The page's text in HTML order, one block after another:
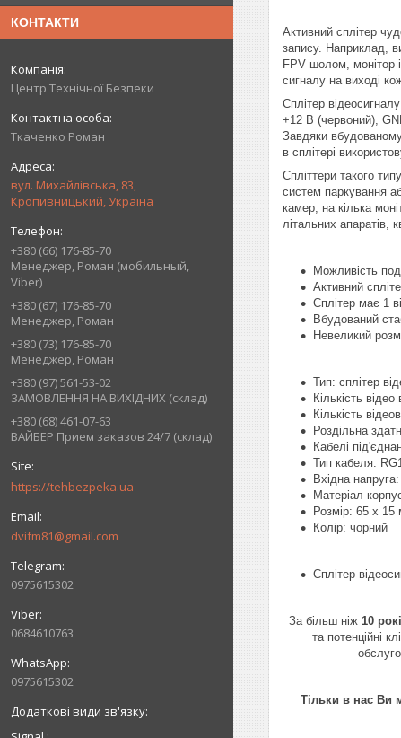
КОНТАКТИ
Центр Технічної Безпеки
Ткаченко Роман
вул. Михайлівська, 83,
Кропивницький, Україна
+380 (66) 176-85-70
Менеджер, Роман (мобильный,
Viber)
+380 (67) 176-85-70
Менеджер, Роман
+380 (73) 176-85-70
Менеджер, Роман
+380 (97) 561-53-02
ЗАМОВЛЕННЯ НА ВИХІДНИХ (склад)
+380 (68) 461-07-63
ВАЙБЕР Прием заказов 24/7 (склад)
https://tehbezpeka.ua
dvifm81@gmail.com
0975615302
0684610763
0975615302
Активний сплітер
запису. Наприклад,
FPV шолом, монітор
сигналу на виході
Сплітер
+12 В (червоний),
Завдяки
в сплітері
Спліттери такого
систем паркування
камер, на кілька
літальних апаратів,
Можливість
Активний
Сплітер має 1
Вбудований
Невеликий
Тип: сплітер
Кількість відео
Кількість
Роздільна
Кабелі
Тип кабеля: RG
Вхідна
Матеріал
Розмір: 65 х 15
Колір: чорний
Сплітер
За більш ніж 10
та потенційні
Тільки в нас Ви